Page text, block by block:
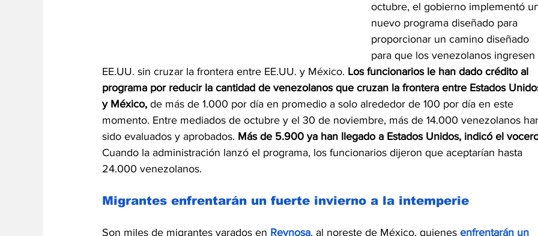
octubre, el gobierno implementó
nuevo programa diseñado para
proporcionar un camino diseñado
para que los venezolanos
EE.UU. sin cruzar la frontera entre EE.UU. y México. Los funcionarios le han dado crédito al
programa por reducir la cantidad de venezolanos que cruzan la frontera entre Estados
y México, de más de 1.000 por día en promedio a solo alrededor de 100 por día en este
momento. Entre mediados de octubre y el 30 de noviembre, más de 14.000 venezolanos
sido evaluados y aprobados. Más de 5.900 ya han llegado a Estados Unidos, indicó el
Cuando la administración lanzó el programa, los funcionarios dijeron que aceptarían hasta
24.000 venezolanos.
Migrantes enfrentarán un fuerte invierno a la intemperie
Son miles de migrantes varados en Reynosa, al noreste de México, quienes enfrentarán un